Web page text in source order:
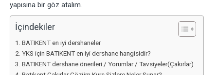
yapısına bir göz atalım.
İçindekiler
BATIKENT en iyi dershaneler
YKS için BATIKENT en iyi dershane hangisidir?
BATIKENT dershane önerileri / Yorumlar / Tavsiyeler(Çakırlar)